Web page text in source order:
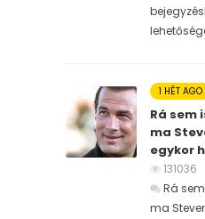
1 HÉT AGO
Rá sem
ma
egykor
131036
Rá
ma